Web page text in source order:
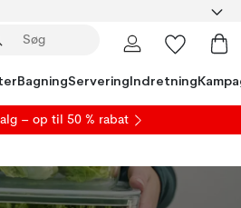
BagningServeringIndretning
– op til 50 % rabat